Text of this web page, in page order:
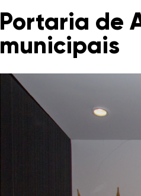
Portaria de
municipais